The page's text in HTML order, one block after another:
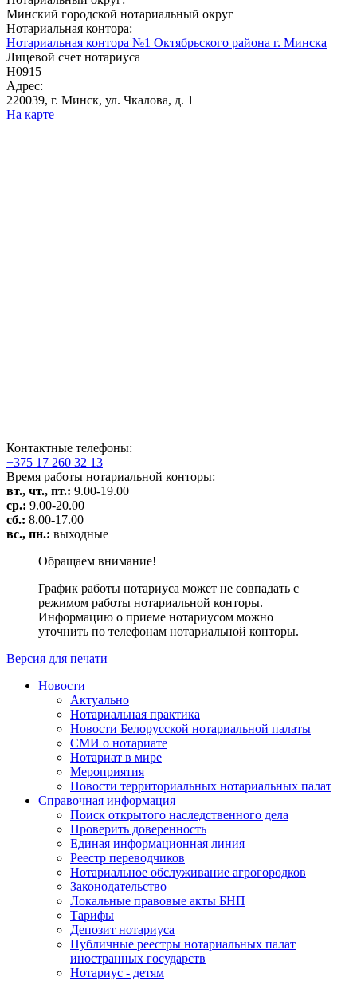
Минский городской нотариальный округ
Нотариальная контора:
Нотариальная контора №1 Октябрьского района г. Минска
Лицевой счет нотариуса
Н0915
Адрес:
220039, г. Минск, ул. Чкалова, д. 1
На карте
Контактные телефоны:
+375 17 260 32 13
Время работы нотариальной конторы:
вт., чт., пт.: 9.00-19.00
ср.: 9.00-20.00
сб.: 8.00-17.00
вс., пн.: выходные
Обращаем внимание!
График работы нотариуса может не совпадать с
режимом работы нотариальной конторы.
Информацию о приеме нотариусом можно
уточнить по телефонам нотариальной конторы.
Версия для печати
Новости
Актуально
Нотариальная практика
Новости Белорусской нотариальной палаты
СМИ о нотариате
Нотариат в мире
Мероприятия
Новости территориальных нотариальных палат
Справочная информация
Поиск открытого наследственного дела
Проверить доверенность
Единая информационная линия
Реестр переводчиков
Нотариальное обслуживание агрогородков
Законодательство
Локальные правовые акты БНП
Тарифы
Депозит нотариуса
Публичные реестры нотариальных палат
иностранных государств
Нотариус - детям